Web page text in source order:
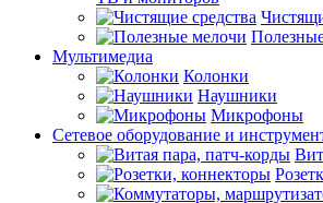
Мультимедиа
Колонки
Наушники
Микрофоны
Сетевое оборудование и